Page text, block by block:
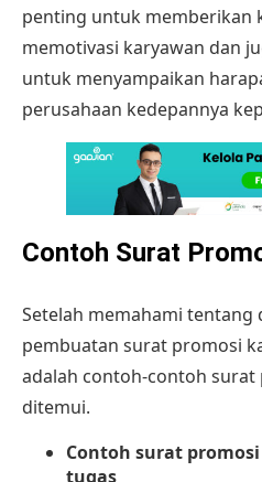
penting untuk memberikan
memotivasi karyawan dan
untuk menyampaikan
perusahaan kedepannya
Contoh Surat
Setelah memahami
pembuatan surat promosi
adalah contoh-contoh
ditemui.
Contoh surat
tugas